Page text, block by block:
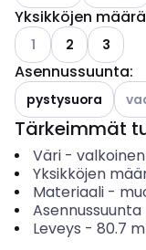
Yksikköjen määrä
Katso käytettävissä
1 2 3
Asennussuunta:
pystysuora
Tärkeimmät
Väri- valkoinen
Yksikköjen
Materiaali-
Asennussuunta
Leveys - 80.7